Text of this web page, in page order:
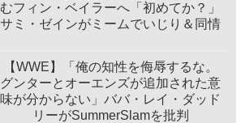
むフィン・ベイラーへ「初めてか？」
サミ・ゼインがミームでいじり＆同情
【WWE】「俺の知性を侮辱するな。
グンターとオーエンズが追加された意
味が分からない」ババ・レイ・ダッド
リーがSummerSlamを批判